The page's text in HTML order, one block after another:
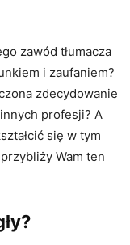
zawód tłumacza
i zaufaniem?
zdecydowanie
profesji? A
się w tym
Wam ten